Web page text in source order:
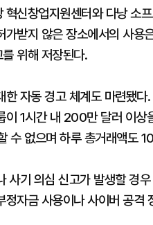
혁신창업지원센터와 다낭 소
가받지 않은 장소에서의 사용
위해 저장된다.
한 자동 경고 체계도 마련됐
이 1시간 내 200만 달러 이상
수 없으며 하루 총거래액도
사기 의심 신고가 발생할 경
정자금 사용이나 사이버 공격